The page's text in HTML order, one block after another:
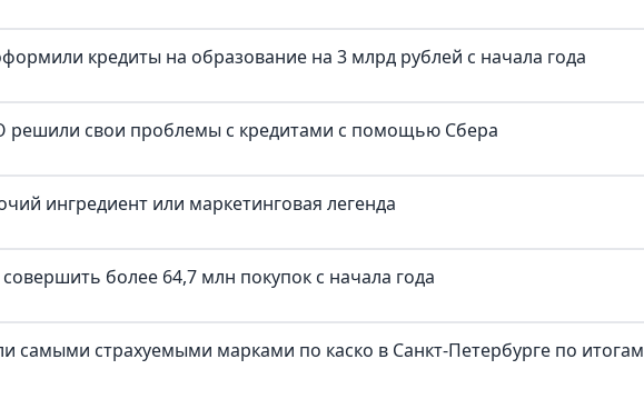
кредиты на образование на 3 млрд рублей с начала года
решили свои проблемы с кредитами с помощью Сбера
ингредиент или маркетинговая легенда
более 64,7 млн покупок c начала года
самыми страхуемыми марками по каско в Санкт-Петербурге по итогам